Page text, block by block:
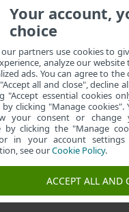
знань ESETФорум
Your account,
choice
partners use cookies to
analyze our
ads. You can agree to
all and close", decline
"Accept essential cookies
clicking "Manage cookies".
your consent or change
by clicking the "Manage
in your account settings
see ourCookie Policy.
ACCEPT ALL AND